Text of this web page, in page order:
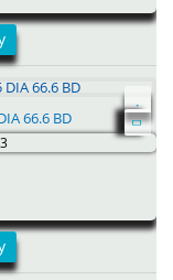
66.6 BD
3